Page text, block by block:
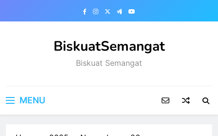
BiskuatSemangat
Biskuat Semangat
MENU